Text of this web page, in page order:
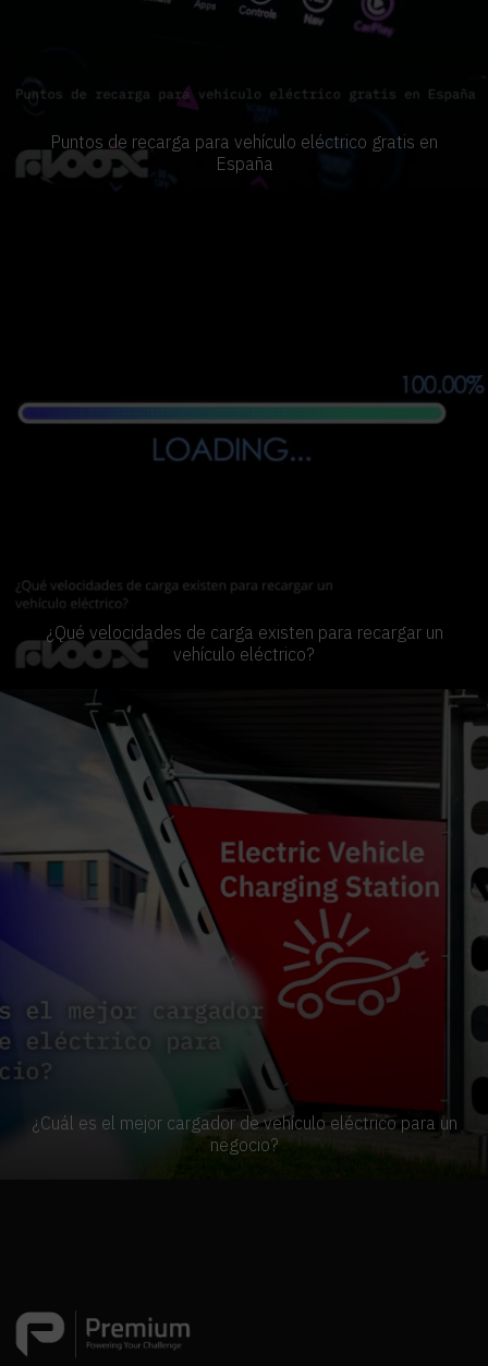
Puntos de recarga para vehículo eléctrico gratis en
España
¿Qué velocidades de carga existen para recargar un
vehículo eléctrico?
¿Cuál es el mejor cargador de vehículo eléctrico para un
negocio?